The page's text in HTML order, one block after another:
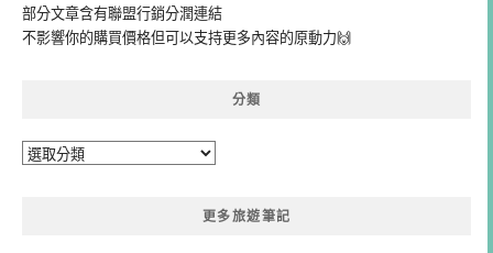
部分文章含有聯盟行銷分潤連結
不影響你的購買價格但可以支持更多內容的原動力🙌
分類
分
更多旅遊筆記